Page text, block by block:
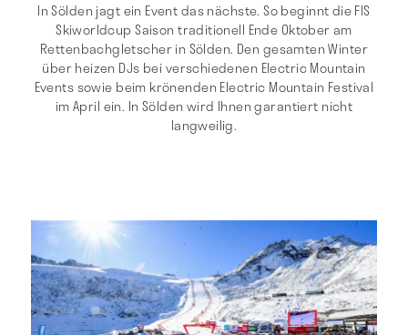
In Sölden jagt ein Event das nächste. So beginnt die FIS
Skiworldcup Saison traditionell Ende Oktober am
Rettenbachgletscher in Sölden. Den gesamten Winter
über heizen DJs bei verschiedenen Electric Mountain
Events sowie beim krönenden Electric Mountain Festival
im April ein. In Sölden wird Ihnen garantiert nicht
langweilig.